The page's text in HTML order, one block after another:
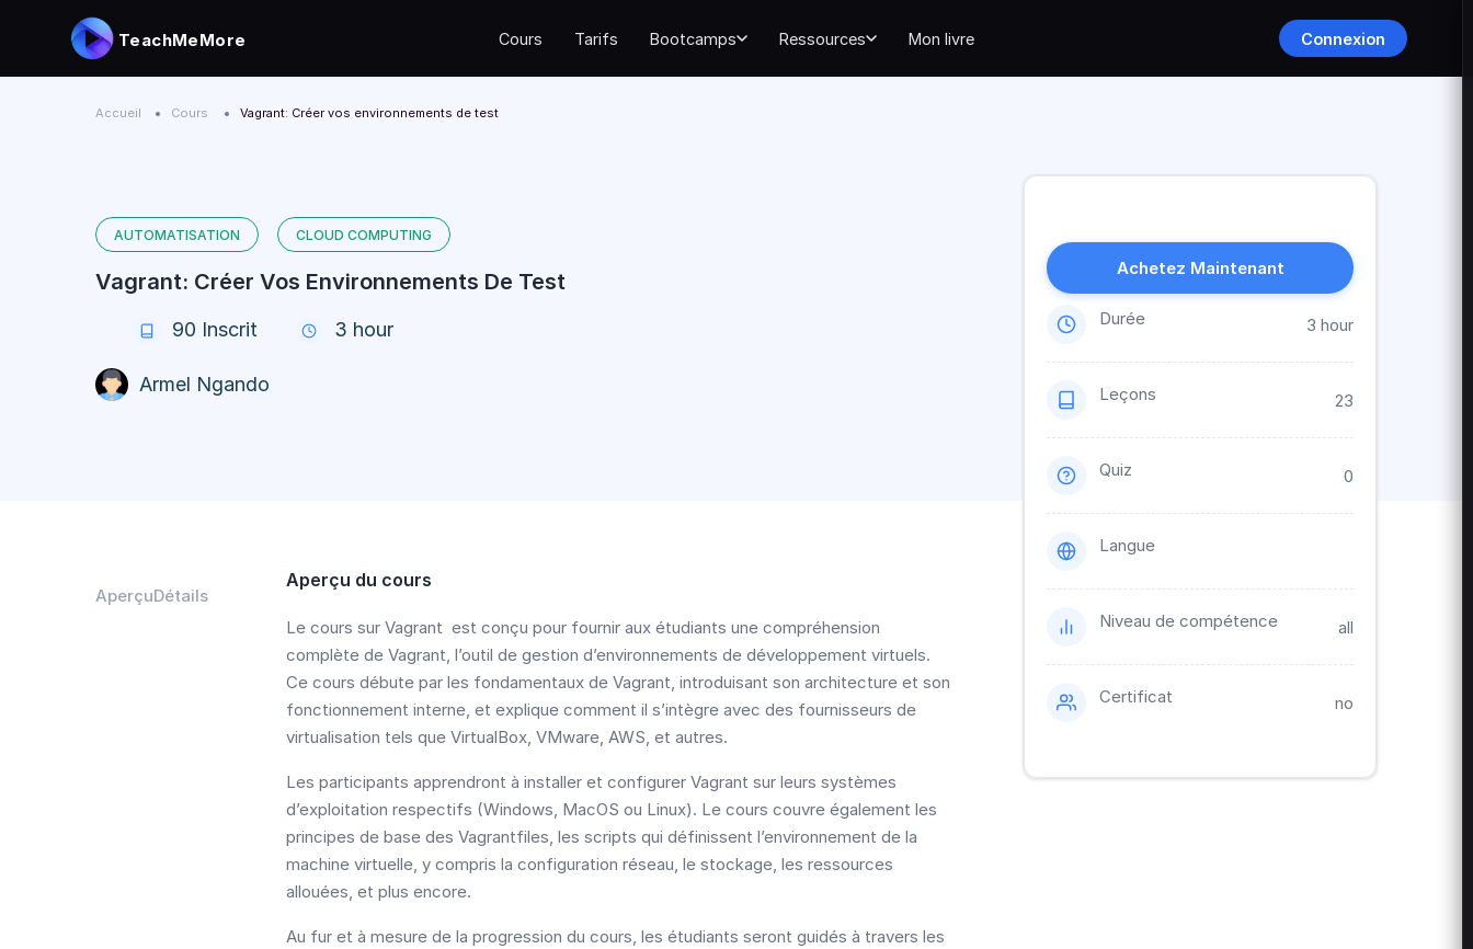
TeachMeMore Cours Tarifs Bootcamps Ressources Mon livre Connexion
Accueil Cours Vagrant: Créer vos environnements de test
AUTOMATISATION CLOUD COMPUTING
Vagrant: Créer Vos Environnements De Test
90 Inscrit 3 hour
Armel Ngando
AperçuDétails
Aperçu du cours
Le cours sur Vagrant est conçu pour fournir aux étudiants une compréhension
complète de Vagrant, l’outil de gestion d’environnements de développement virtuels.
Ce cours débute par les fondamentaux de Vagrant, introduisant son architecture et son
fonctionnement interne, et explique comment il s’intègre avec des fournisseurs de
virtualisation tels que VirtualBox, VMware, AWS, et autres.
Les participants apprendront à installer et configurer Vagrant sur leurs systèmes
d’exploitation respectifs (Windows, MacOS ou Linux). Le cours couvre également les
principes de base des Vagrantfiles, les scripts qui définissent l’environnement de la
machine virtuelle, y compris la configuration réseau, le stockage, les ressources
allouées, et plus encore.
Au fur et à mesure de la progression du cours, les étudiants seront guidés à travers les
Achetez Maintenant
Durée 3 hour
Leçons 23
Quiz 0
Langue
Niveau de compétence all
Certificat no